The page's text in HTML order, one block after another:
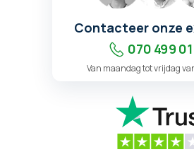
Contacteer onze
070 499
Van maandag tot vrijdag